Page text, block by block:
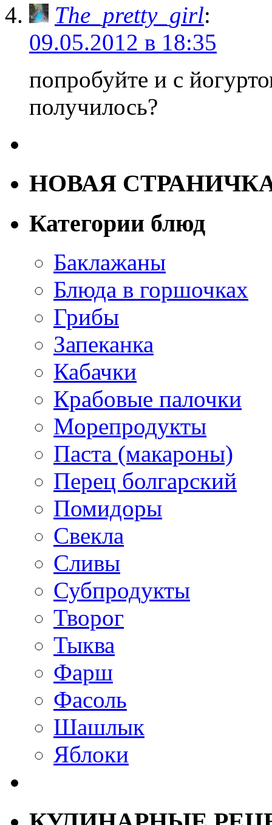
The_pretty_girl:
09.05.2012 в 18:35
попробуйте и с
получилось?
НОВАЯ
Категории блюд
Баклажаны
Блюда в горшочках
Грибы
Запеканка
Кабачки
Крабовые палочки
Морепродукты
Паста (макароны)
Перец болгарский
Помидоры
Свекла
Сливы
Субпродукты
Творог
Тыква
Фарш
Фасоль
Шашлык
Яблоки